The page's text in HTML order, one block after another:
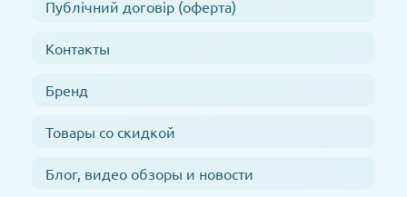
Публічний договір (оферта)
Контакты
Бренд
Товары со скидкой
Блог, видео обзоры и новости